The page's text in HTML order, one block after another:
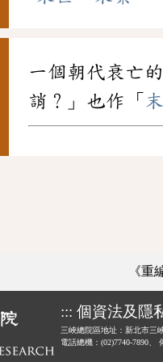
一個朝代衰亡
誚？」也作「
《重
::: 個資法及隱
三峽總院區地址：新北市三
電話總機：(02)7740-7890、